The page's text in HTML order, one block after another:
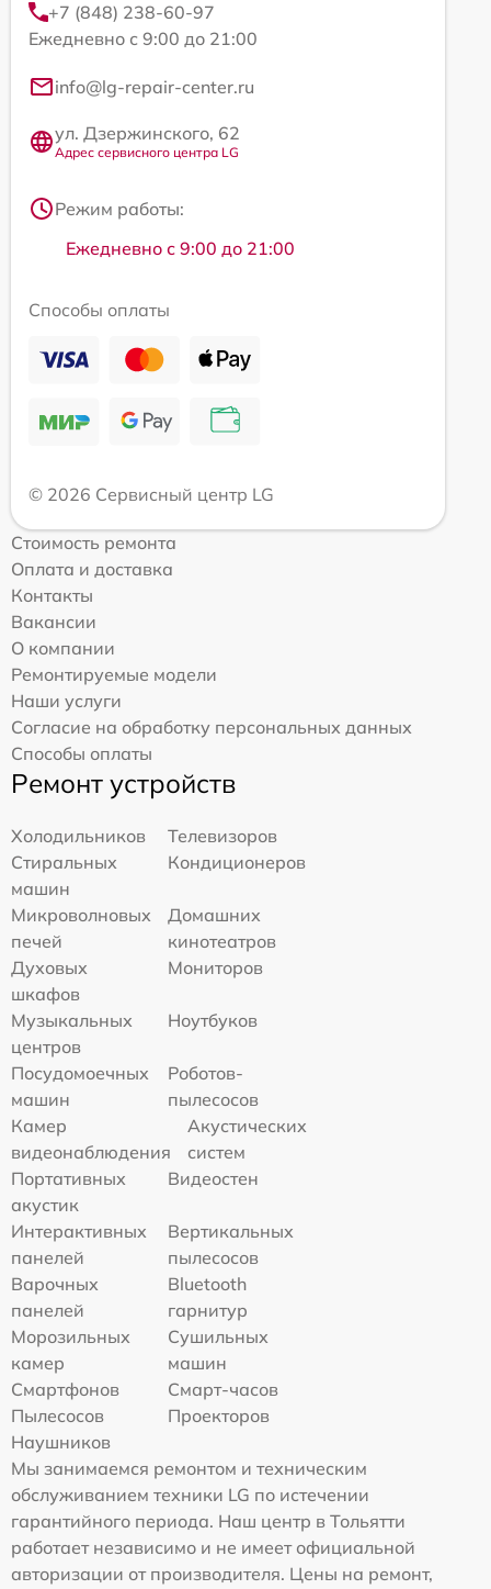
+7 (848) 238-60-97
Ежедневно с 9:00 до 21:00
info@lg-repair-center.ru
ул. Дзержинского, 62
Адрес сервисного центра LG
Режим работы:
Ежедневно с 9:00 до 21:00
Способы оплаты
© 2026 Сервисный центр LG
Стоимость ремонта
Оплата и доставка
Контакты
Вакансии
О компании
Ремонтируемые модели
Наши услуги
Согласие на обработку персональных данных
Способы оплаты
Ремонт устройств
Холодильников
Телевизоров
Стиральных
машин
Кондиционеров
Микроволновых
печей
Домашних
кинотеатров
Духовых
шкафов
Мониторов
Музыкальных
центров
Ноутбуков
Посудомоечных
машин
Роботов-
пылесосов
Камер
видеонаблюдения
Акустических
систем
Портативных
акустик
Видеостен
Интерактивных
панелей
Вертикальных
пылесосов
Варочных
панелей
Bluetooth
гарнитур
Морозильных
камер
Сушильных
машин
Смартфонов
Смарт-часов
Пылесосов
Проекторов
Наушников
Мы занимаемся ремонтом и техническим
обслуживанием техники LG по истечении
гарантийного периода. Наш центр в Тольятти
работает независимо и не имеет официальной
авторизации от производителя. Цены на ремонт,